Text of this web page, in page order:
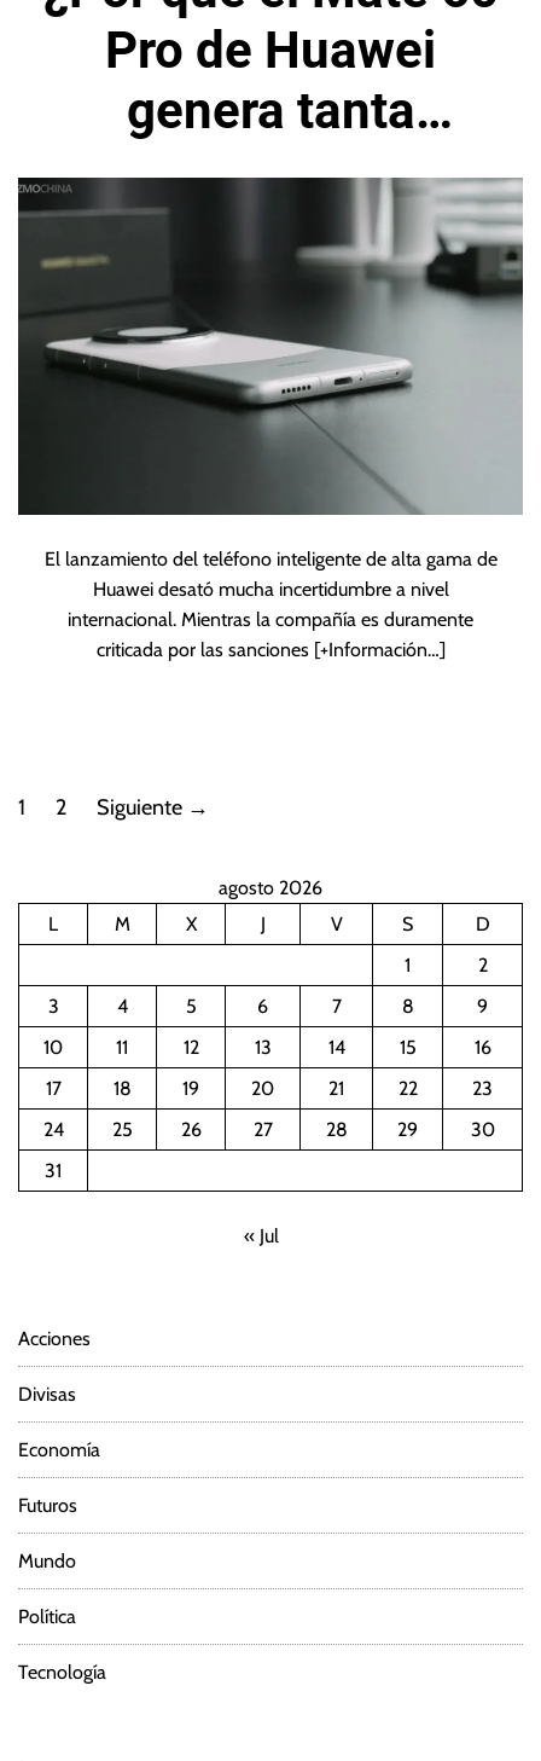
Pro de Huawei
genera tanta
polémica?
El lanzamiento del teléfono inteligente de alta gama de
Huawei desató mucha incertidumbre a nivel
internacional. Mientras la compañía es duramente
criticada por las sanciones [+Información…]
P
g
i
c
i
e
e
n
t
r
a
d
1 2 Siguiente →
agosto 2026
L
M X J V S
D
1
2
3
4 5 6 7 8
9
10
11 12 13 14 15
16
17
18 19 20 21 22
23
24
25 26 27 28 29
30
31
« Jul
Acciones
Divisas
Economía
Futuros
Mundo
Política
Tecnología